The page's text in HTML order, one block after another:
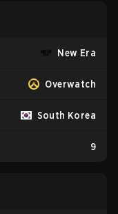
New Era
Overwatch
South Korea
9